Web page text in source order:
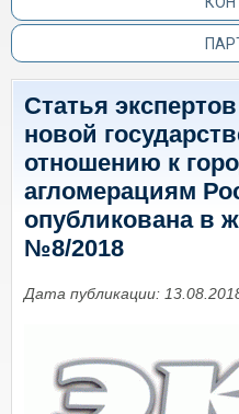
Статья
новой
отношению к
агломерациям
опубликована в
№8/2018
Дата публикации: